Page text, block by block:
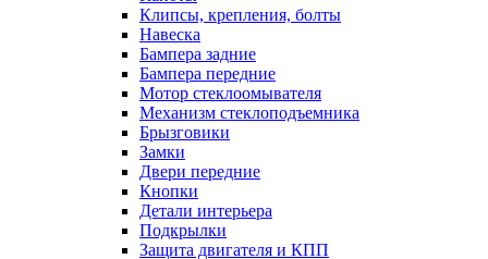
Клипсы, крепления, болты
Навеска
Бампера задние
Бампера передние
Мотор стеклоомывателя
Механизм стеклоподъемника
Брызговики
Замки
Двери передние
Кнопки
Детали интерьера
Подкрылки
Защита двигателя и КПП